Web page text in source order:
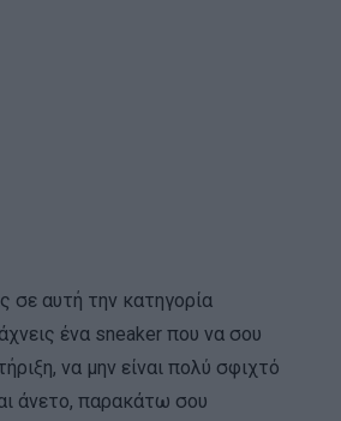
σε αυτή την κατηγορία
ένα sneaker που να σου
να μην είναι πολύ σφιχτό
άνετο, παρακάτω σου